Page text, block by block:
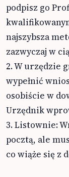
podpisz go
najszybsza
zazwyczaj w
2. W urzędzie
wypełnić
osobiście w
Urzędnik
3. Listownie:
pocztą, ale
co wiąże się z